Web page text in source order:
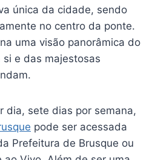
única da cidade, sendo
no centro da ponte.
uma visão panorâmica do
e das majestosas
dia, sete dias por semana,
pode ser acessada
Prefeitura de Brusque ou